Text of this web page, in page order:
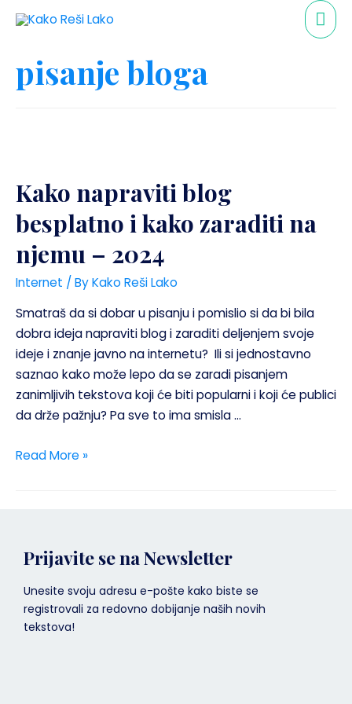
pisanje bloga
Kako napraviti blog
besplatno i kako zaraditi na
njemu – 2024
Internet / ByKako Reši Lako
Smatraš da si dobar u pisanju i pomislio si da bi bila
dobra ideja napraviti blog i zaraditi deljenjem svoje
ideje i znanje javno na internetu? Ili si jednostavno
saznao kako može lepo da se zaradi pisanjem
zanimljivih tekstova koji će biti popularni i koji će publici
da drže pažnju? Pa sve to ima smisla …
Read More »
Prijavite se na Newsletter
Unesite svoju adresu e-pošte kako biste se
registrovali za redovno dobijanje naših novih
tekstova!